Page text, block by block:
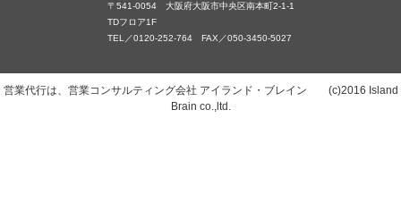
〒541-0054 大阪府大阪市中央区南本町2-1-1
TDフロア1F
TEL／0120-252-764 FAX／050-3450-5027
営業代行は、営業コンサルティング会社 アイランド・ブレイン (c)2016 Island
Brain co.,ltd.